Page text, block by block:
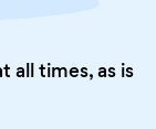
all times, as is